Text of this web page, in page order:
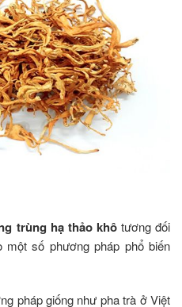
trùng hạ thảo khôtương đối
số phương pháp phổ biến
pháp giống như pha trà ở Việt